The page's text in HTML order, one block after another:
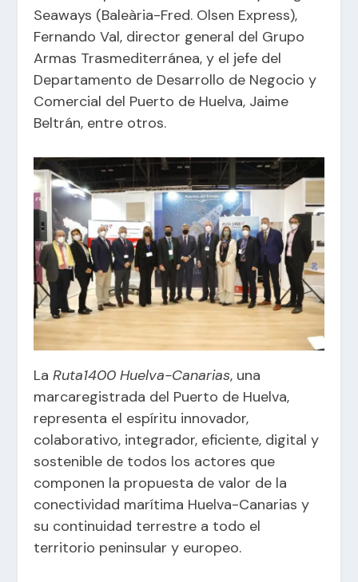
Seaways (Baleària-Fred. Olsen Express),
Fernando Val, director general del Grupo
Armas Trasmediterránea, y el jefe del
Departamento de Desarrollo de Negocio y
Comercial del Puerto de Huelva, Jaime
Beltrán, entre otros.
LaRuta1400 Huelva-Canarias, una
marcaregistrada del Puerto de Huelva,
representa el espíritu innovador,
colaborativo, integrador, eficiente, digital y
sostenible de todos los actores que
componen la propuesta de valor de la
conectividad marítima Huelva-Canarias y
su continuidad terrestre a todo el
territorio peninsular y europeo.